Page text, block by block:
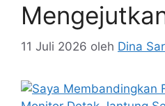
11 Juli 2026 oleh Dina